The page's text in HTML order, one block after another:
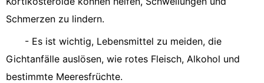
Schmerzen zu lindern.
- Es ist wichtig, Lebensmittel zu meiden, die
Gichtanfälle auslösen, wie rotes Fleisch, Alkohol und
bestimmte Meeresfrüchte.